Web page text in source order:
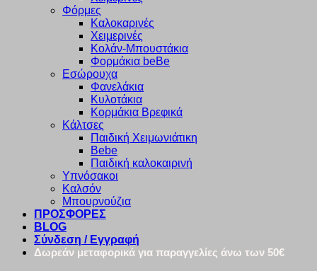
Φόρμες
Καλοκαρινές
Χειμερινές
Κολάν-Μπουστάκια
Φορμάκια beBe
Εσώρουχα
Φανελάκια
Κυλοτάκια
Κορμάκια Βρεφικά
Κάλτσες
Παιδική Χειμωνιάτικη
Bebe
Παιδική καλοκαιρινή
Υπνόσακοι
Καλσόν
Μπουρνούζια
ΠΡΟΣΦΟΡΕΣ
BLOG
Σύνδεση / Εγγραφή
Δωρεάν μεταφορικά για παραγγελίες άνω των 50€